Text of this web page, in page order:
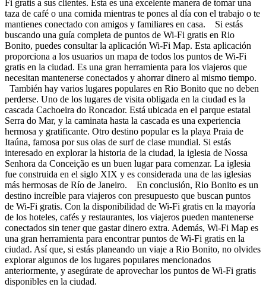
Fi gratis a sus clientes. Esta es una excelente manera de tomar una
taza de café o una comida mientras te pones al día con el trabajo o te
mantienes conectado con amigos y familiares en casa. Si estás
buscando una guía completa de puntos de Wi-Fi gratis en Rio
Bonito, puedes consultar la aplicación Wi-Fi Map. Esta aplicación
proporciona a los usuarios un mapa de todos los puntos de Wi-Fi
gratis en la ciudad. Es una gran herramienta para los viajeros que
necesitan mantenerse conectados y ahorrar dinero al mismo tiempo.
También hay varios lugares populares en Rio Bonito que no deben
perderse. Uno de los lugares de visita obligada en la ciudad es la
cascada Cachoeira do Roncador. Está ubicada en el parque estatal
Serra do Mar, y la caminata hasta la cascada es una experiencia
hermosa y gratificante. Otro destino popular es la playa Praia de
Itaúna, famosa por sus olas de surf de clase mundial. Si estás
interesado en explorar la historia de la ciudad, la iglesia de Nossa
Senhora da Conceição es un buen lugar para comenzar. La iglesia
fue construida en el siglo XIX y es considerada una de las iglesias
más hermosas de Río de Janeiro. En conclusión, Rio Bonito es un
destino increíble para viajeros con presupuesto que buscan puntos
de Wi-Fi gratis. Con la disponibilidad de Wi-Fi gratis en la mayoría
de los hoteles, cafés y restaurantes, los viajeros pueden mantenerse
conectados sin tener que gastar dinero extra. Además, Wi-Fi Map es
una gran herramienta para encontrar puntos de Wi-Fi gratis en la
ciudad. Así que, si estás planeando un viaje a Rio Bonito, no olvides
explorar algunos de los lugares populares mencionados
anteriormente, y asegúrate de aprovechar los puntos de Wi-Fi gratis
disponibles en la ciudad.